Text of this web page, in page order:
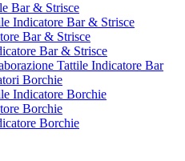
Bar & Strisce
Indicatore Bar & Strisce
Bar & Strisce
Bar & Strisce
Tattile Indicatore Bar
Borchie
Indicatore Borchie
Borchie
Borchie